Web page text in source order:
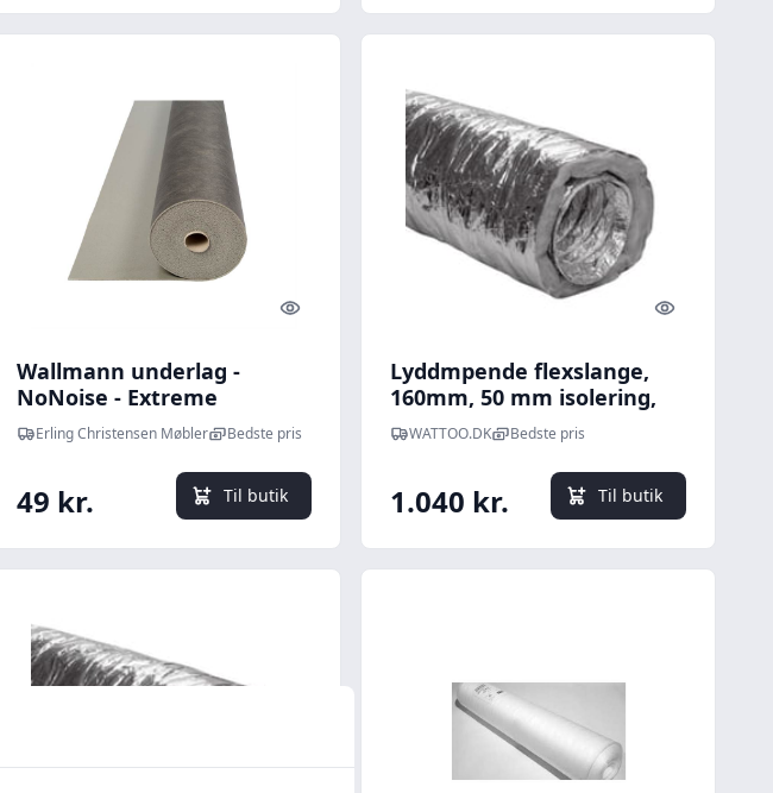
Quick look
Wallmann underlag -
NoNoise - Extreme
Compact u/dampspærre - 2
mm : Erling Christensen
Erling Christensen Møbler Bedste pris
49 kr. Til butik
Quick look
Lyddmpende flexslange,
160mm, 50 mm isolering,
10 meter, med dampsprre -
Alnor Systemy Wentylacji
WATTOO.DK Bedste pris
1.040 kr. Til butik